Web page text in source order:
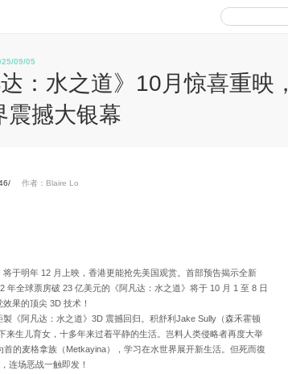
09/05
：水之道》10月惊喜重映，
震撼大银幕
作者：Blaire Lo
于明年 12 月上映，香港更能抢先美国观赏。首部预告揭示全新
年全球票房破 23 亿美元的《阿凡达：水之道》将于 10 月 1 至 8 日
果的顶尖 3D 技术！
《阿凡达：水之道》3D 震撼回归。积舒利Jake Sully（森禾霍顿
生儿育女，十多年来过着平静的生活。岂料人类侵略者再度大举
的麦格拿族（Metkayina），学习在水世界展开新生活。但死而復
连场恶战一触即发！